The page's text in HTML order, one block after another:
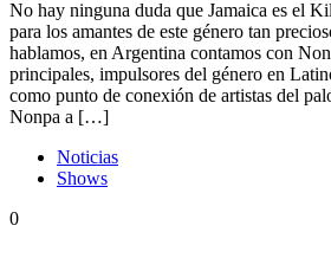
No hay ninguna duda que Jamaica es el
para los amantes de este género tan
hablamos, en Argentina contamos con
principales, impulsores del género en
como punto de conexión de artistas del
Nonpa a […]
Noticias
Shows
0